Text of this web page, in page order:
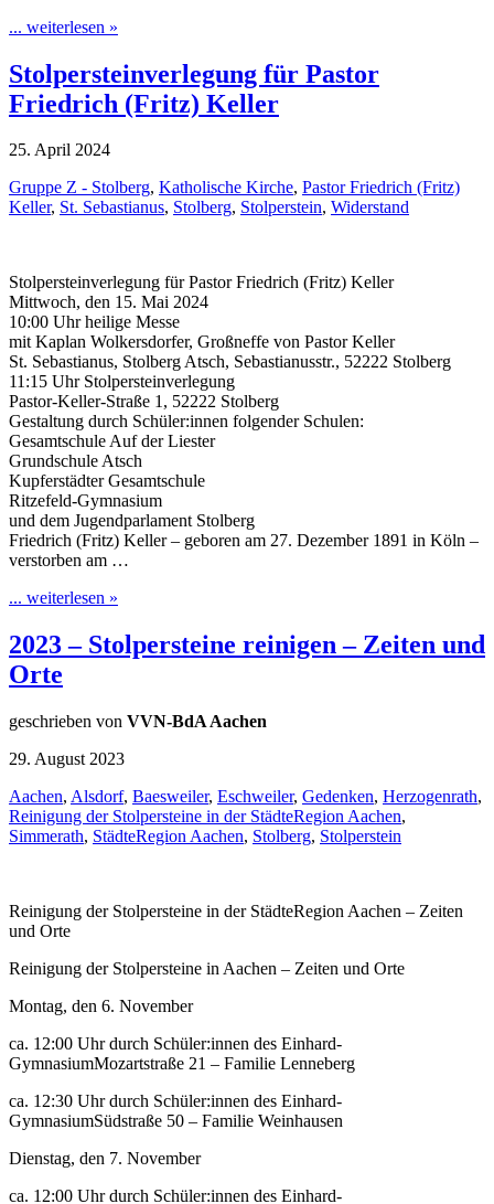
... weiterlesen »
Stolpersteinverlegung für Pastor
Friedrich (Fritz) Keller
25. April 2024
Gruppe Z - Stolberg, Katholische Kirche, Pastor Friedrich (Fritz)
Keller, St. Sebastianus, Stolberg, Stolperstein, Widerstand
Stolpersteinverlegung für Pastor Friedrich (Fritz) Keller
Mittwoch, den 15. Mai 2024
10:00 Uhr heilige Messe
mit Kaplan Wolkersdorfer, Großneffe von Pastor Keller
St. Sebastianus, Stolberg Atsch, Sebastianusstr., 52222 Stolberg
11:15 Uhr Stolpersteinverlegung
Pastor-Keller-Straße 1, 52222 Stolberg
Gestaltung durch Schüler:innen folgender Schulen:
Gesamtschule Auf der Liester
Grundschule Atsch
Kupferstädter Gesamtschule
Ritzefeld-Gymnasium
und dem Jugendparlament Stolberg
Friedrich (Fritz) Keller – geboren am 27. Dezember 1891 in Köln –
verstorben am …
... weiterlesen »
2023 – Stolpersteine reinigen – Zeiten und
Orte
geschrieben von VVN-BdA Aachen
29. August 2023
Aachen, Alsdorf, Baesweiler, Eschweiler, Gedenken, Herzogenrath,
Reinigung der Stolpersteine in der StädteRegion Aachen,
Simmerath, StädteRegion Aachen, Stolberg, Stolperstein
Reinigung der Stolpersteine in der StädteRegion Aachen – Zeiten
und Orte
Reinigung der Stolpersteine in Aachen – Zeiten und Orte
Montag, den 6. November
ca. 12:00 Uhr durch Schüler:innen des Einhard-
GymnasiumMozartstraße 21 – Familie Lenneberg
ca. 12:30 Uhr durch Schüler:innen des Einhard-
GymnasiumSüdstraße 50 – Familie Weinhausen
Dienstag, den 7. November
ca. 12:00 Uhr durch Schüler:innen des Einhard-